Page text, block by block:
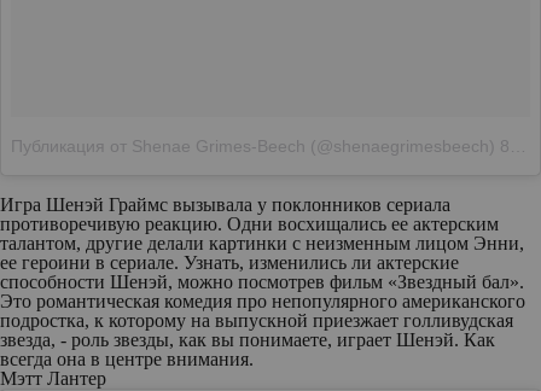
Публикация от Shenae Grimes-Beech (@shenaegrimesbeech) 8 Авг 2018 в 4:52 PDT
Игра Шенэй Граймс вызывала у поклонников сериала
противоречивую реакцию. Одни восхищались ее актерским
талантом, другие делали картинки с неизменным лицом Энни,
ее героини в сериале. Узнать, изменились ли актерские
способности Шенэй, можно посмотрев фильм «Звездный бал».
Это романтическая комедия про непопулярного американского
подростка, к которому на выпускной приезжает голливудская
звезда, - роль звезды, как вы понимаете, играет Шенэй. Как
всегда она в центре внимания.
Мэтт Лантер